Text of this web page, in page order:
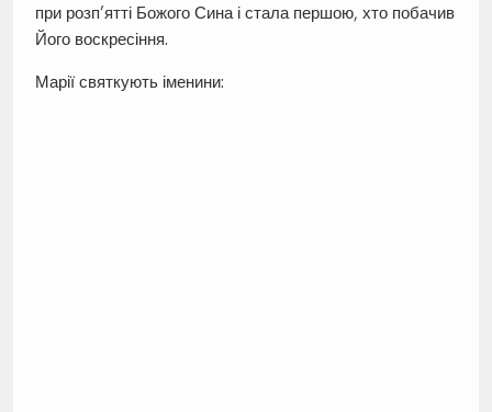
при розп’ятті Божого Сина і стала першою, хто побачив
Його воскресіння.
Марії святкують іменини: